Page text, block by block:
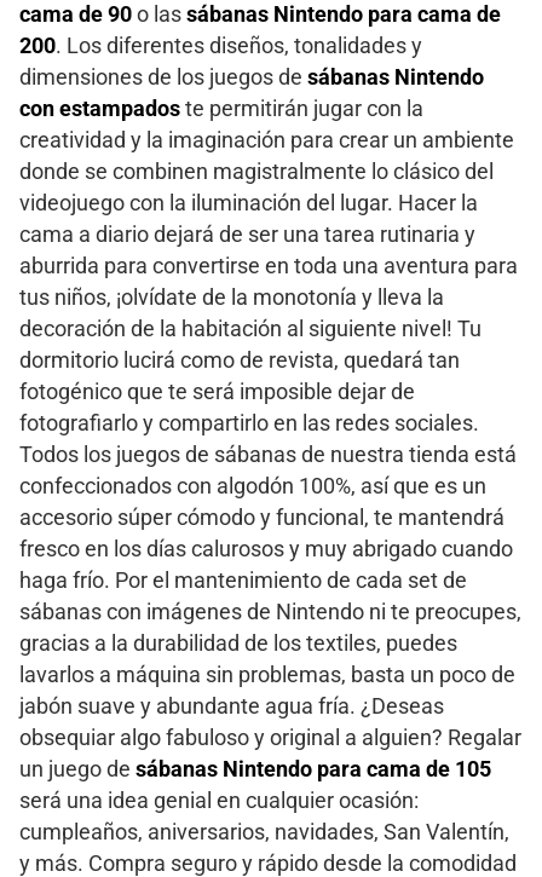
cama de 90 o las sábanas Nintendo para cama de
200. Los diferentes diseños, tonalidades y
dimensiones de los juegos de sábanas Nintendo
con estampados te permitirán jugar con la
creatividad y la imaginación para crear un ambiente
donde se combinen magistralmente lo clásico del
videojuego con la iluminación del lugar. Hacer la
cama a diario dejará de ser una tarea rutinaria y
aburrida para convertirse en toda una aventura para
tus niños, ¡olvídate de la monotonía y lleva la
decoración de la habitación al siguiente nivel! Tu
dormitorio lucirá como de revista, quedará tan
fotogénico que te será imposible dejar de
fotografiarlo y compartirlo en las redes sociales.
Todos los juegos de sábanas de nuestra tienda está
confeccionados con algodón 100%, así que es un
accesorio súper cómodo y funcional, te mantendrá
fresco en los días calurosos y muy abrigado cuando
haga frío. Por el mantenimiento de cada set de
sábanas con imágenes de Nintendo ni te preocupes,
gracias a la durabilidad de los textiles, puedes
lavarlos a máquina sin problemas, basta un poco de
jabón suave y abundante agua fría. ¿Deseas
obsequiar algo fabuloso y original a alguien? Regalar
un juego de sábanas Nintendo para cama de 105
será una idea genial en cualquier ocasión:
cumpleaños, aniversarios, navidades, San Valentín,
y más. Compra seguro y rápido desde la comodidad